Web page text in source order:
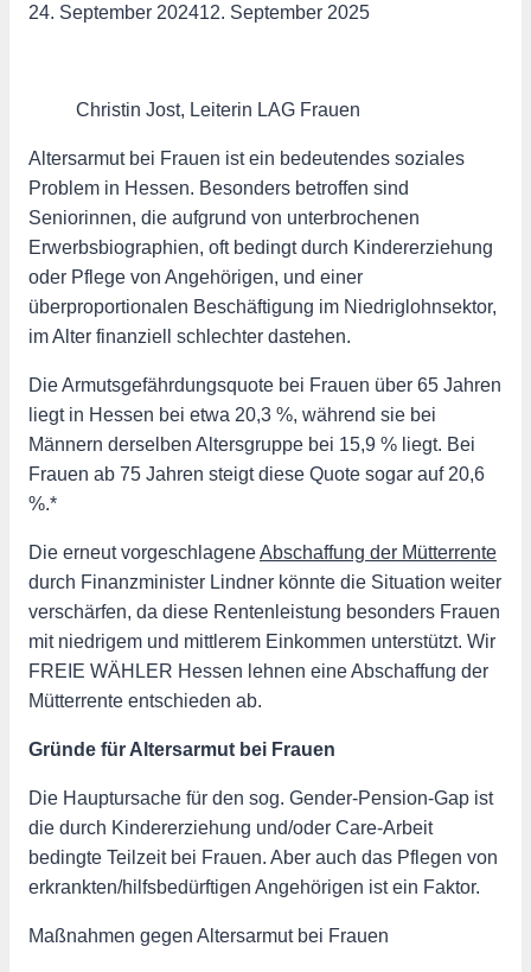
24. September 202412. September 2025
Christin Jost, Leiterin LAG Frauen
Altersarmut bei Frauen ist ein bedeutendes soziales
Problem in Hessen. Besonders betroffen sind
Seniorinnen, die aufgrund von unterbrochenen
Erwerbsbiographien, oft bedingt durch Kindererziehung
oder Pflege von Angehörigen, und einer
überproportionalen Beschäftigung im Niedriglohnsektor,
im Alter finanziell schlechter dastehen.
Die Armutsgefährdungsquote bei Frauen über 65 Jahren
liegt in Hessen bei etwa 20,3 %, während sie bei
Männern derselben Altersgruppe bei 15,9 % liegt. Bei
Frauen ab 75 Jahren steigt diese Quote sogar auf 20,6
%.*
Die erneut vorgeschlageneAbschaffung der Mütterrente
durch Finanzminister Lindner könnte die Situation weiter
verschärfen, da diese Rentenleistung besonders Frauen
mit niedrigem und mittlerem Einkommen unterstützt. Wir
FREIE WÄHLER Hessen lehnen eine Abschaffung der
Mütterrente entschieden ab.
Gründe für Altersarmut bei Frauen
Die Hauptursache für den sog. Gender-Pension-Gap ist
die durch Kindererziehung und/oder Care-Arbeit
bedingte Teilzeit bei Frauen. Aber auch das Pflegen von
erkrankten/hilfsbedürftigen Angehörigen ist ein Faktor.
Maßnahmen gegen Altersarmut bei Frauen